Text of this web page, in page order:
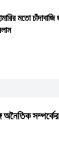
মতো
অনৈতিক